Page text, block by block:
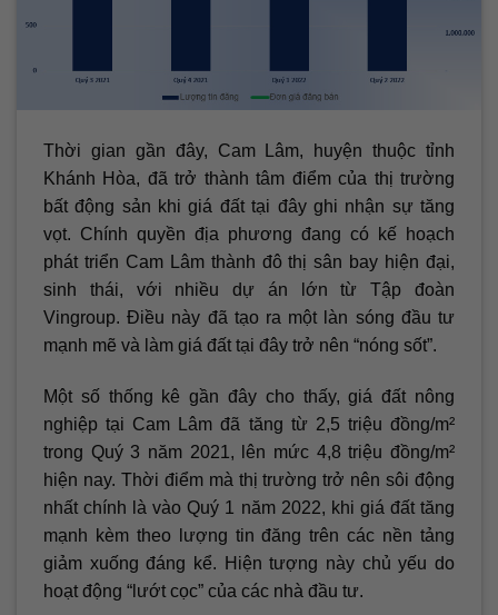
Thời gian gần đây, Cam Lâm, huyện thuộc tỉnh
Khánh Hòa, đã trở thành tâm điểm của thị trường
bất động sản khi giá đất tại đây ghi nhận sự tăng
vọt. Chính quyền địa phương đang có kế hoạch
phát triển Cam Lâm thành đô thị sân bay hiện đại,
sinh thái, với nhiều dự án lớn từ Tập đoàn
Vingroup. Điều này đã tạo ra một làn sóng đầu tư
mạnh mẽ và làm giá đất tại đây trở nên “nóng sốt”.
Một số thống kê gần đây cho thấy, giá đất nông
nghiệp tại Cam Lâm đã tăng từ 2,5 triệu đồng/m²
trong Quý 3 năm 2021, lên mức 4,8 triệu đồng/m²
hiện nay. Thời điểm mà thị trường trở nên sôi động
nhất chính là vào Quý 1 năm 2022, khi giá đất tăng
mạnh kèm theo lượng tin đăng trên các nền tảng
giảm xuống đáng kể. Hiện tượng này chủ yếu do
hoạt động “lướt cọc” của các nhà đầu tư.